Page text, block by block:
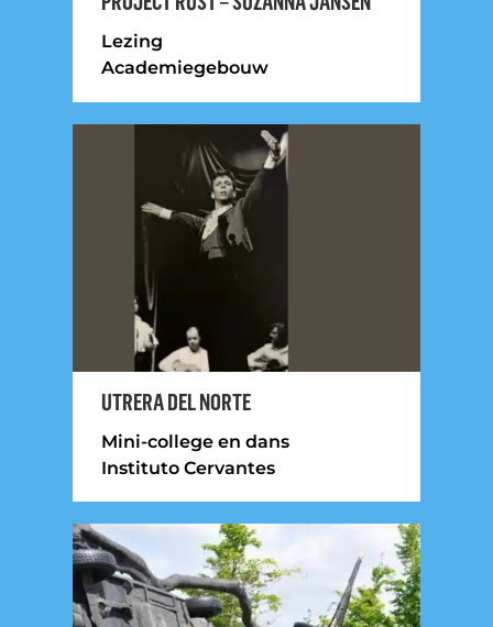
Lezing
Academiegebouw
UTRERA DEL NORTE
Mini-college en dans
Instituto Cervantes